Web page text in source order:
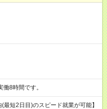
ち実働8時間です。
短2日目)のスピード就業が可能】